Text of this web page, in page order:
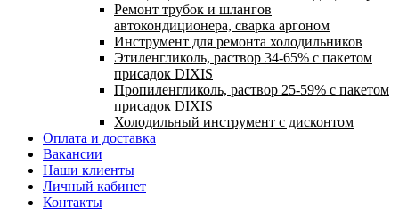
Ремонт трубок и шлангов
автокондиционера, сварка аргоном
Инструмент для ремонта холодильников
Этиленгликоль, раствор 34-65% с пакетом
присадок DIXIS
Пропиленгликоль, раствор 25-59% с пакетом
присадок DIXIS
Холодильный инструмент с дисконтом
Оплата и доставка
Вакансии
Наши клиенты
Личный кабинет
Контакты